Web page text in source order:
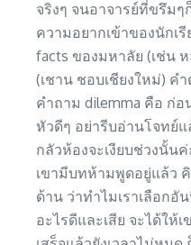
จริงๆ จนอาจารย์ที่ขรึมๆ
ความอยากเข้าของนักเ
facts ของมหาลัย (เช่น
(เชาน ชอบเชียงใหม่) ค
คำถาม dilemma คือ ก่
หัวดีๆ อย่ารีบอ่านโจทย์
กลัวห้องจะเงียบช่วงนั้นค่
เขามีบทห้ามพูดอยู่แล้ว
ด้าน ว่าทำไมเราเลือก
อะไรดีและเสีย จะได้ให้